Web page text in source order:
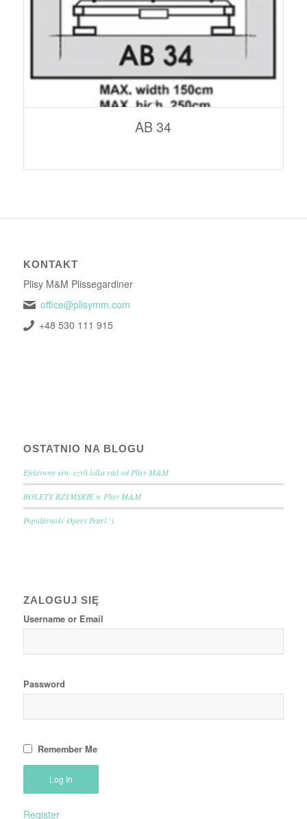
AB 34
KONTAKT
Plisy M&M Plissegardiner
office@plisymm.com
+48 530 111 915
OSTATNIO NA BLOGU
Efektywny sen- czyli kilka rad od Plisy M&M
ROLETY RZYMSKIE w Plisy M&M
Popularność Opery Pearl :)
ZALOGUJ SIĘ
Username or Email
Password
Remember Me
Register